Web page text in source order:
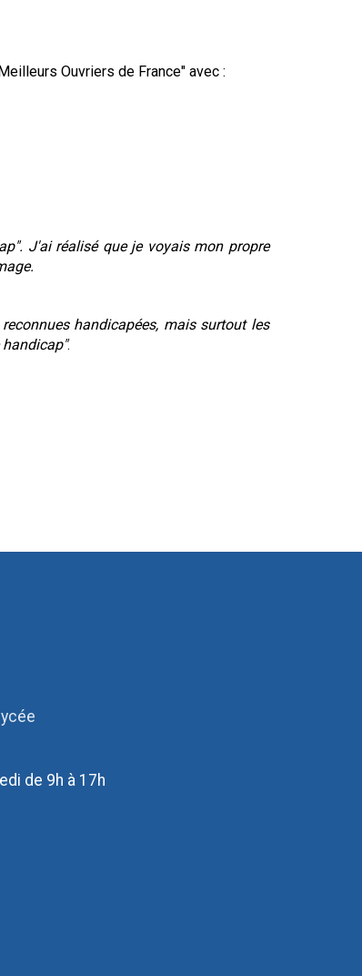
Ouvriers de France" avec :
J'ai réalisé que je voyais mon propre
handicapées, mais surtout les
handicap".
de 9h à 17h